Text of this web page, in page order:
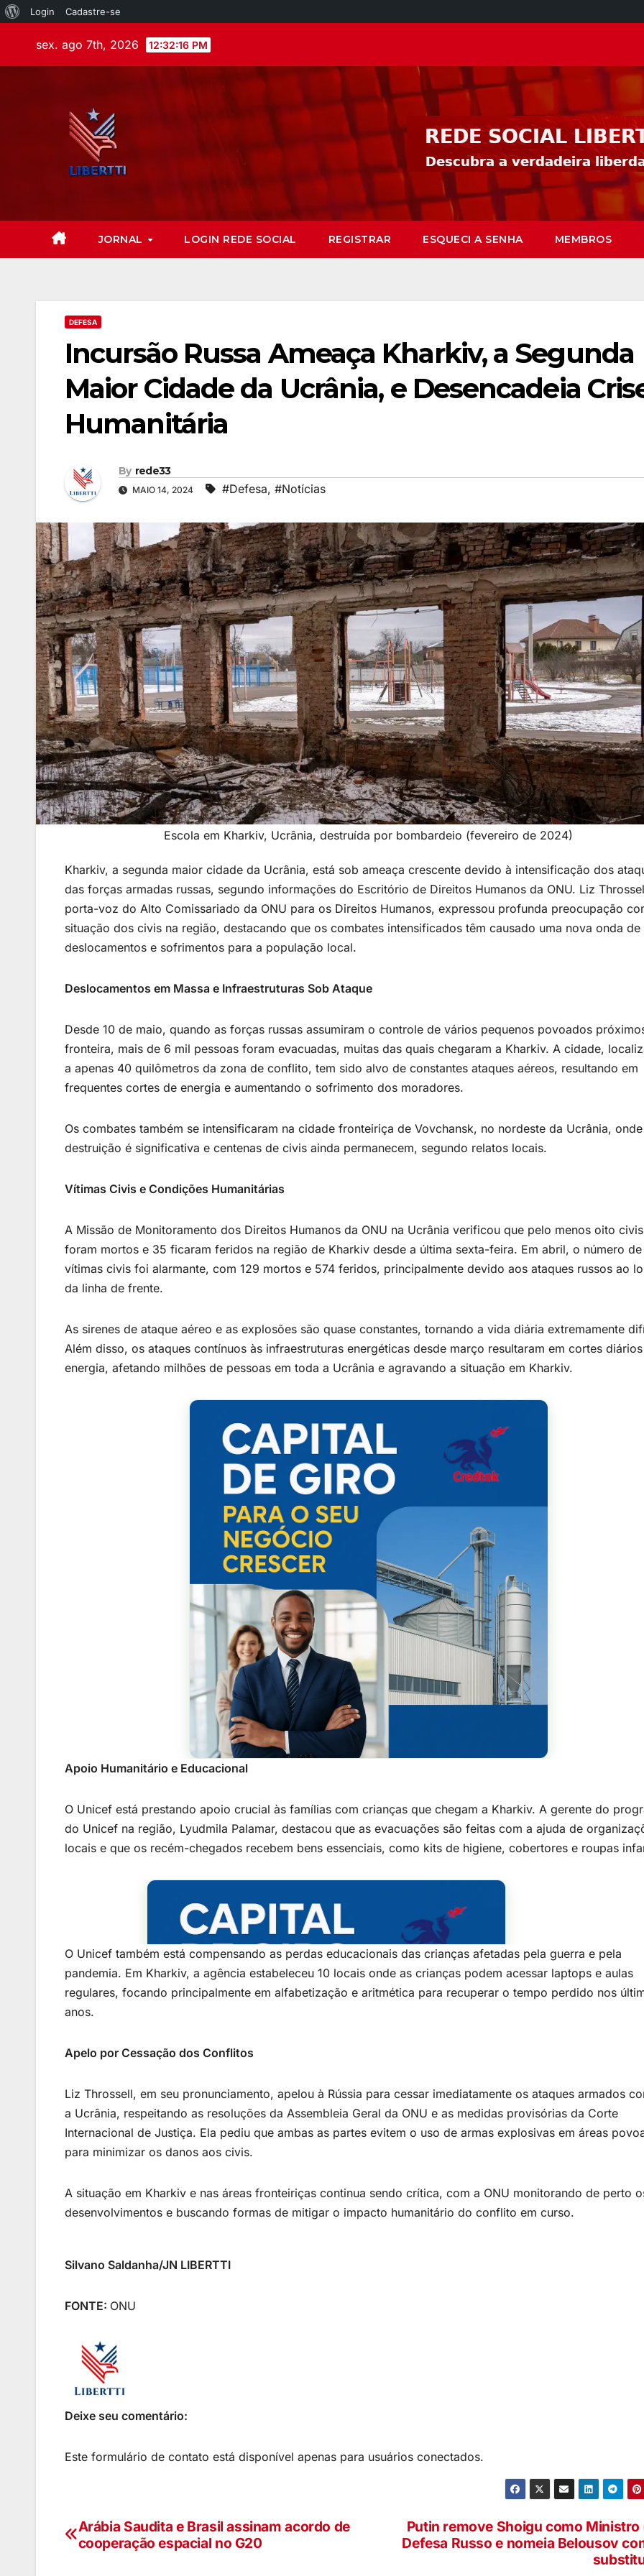
Login Cadastre-se
sex. ago 7th, 2026 12:32:18 PM
JORNAL LOGIN REDE SOCIAL REGISTRAR ESQUECI A SENHA MEMBROS
DEFESA
Incursão Russa Ameaça Kharkiv, a Segunda
Maior Cidade da Ucrânia, e Desencadeia
Humanitária
By rede33
MAIO 14, 2024 #Defesa, #Notícias
Escola em Kharkiv, Ucrânia, destruída por bombardeio (fevereiro de 2024)
Kharkiv, a segunda maior cidade da Ucrânia, está sob ameaça crescente devido à intensificação dos
das forças armadas russas, segundo informações do Escritório de Direitos Humanos da ONU. Liz
porta-voz do Alto Comissariado da ONU para os Direitos Humanos, expressou profunda preocupação
situação dos civis na região, destacando que os combates intensificados têm causado uma nova onda de
deslocamentos e sofrimentos para a população local.
Deslocamentos em Massa e Infraestruturas Sob Ataque
Desde 10 de maio, quando as forças russas assumiram o controle de vários pequenos povoados
fronteira, mais de 6 mil pessoas foram evacuadas, muitas das quais chegaram a Kharkiv. A cidade,
a apenas 40 quilômetros da zona de conflito, tem sido alvo de constantes ataques aéreos, resultando em
frequentes cortes de energia e aumentando o sofrimento dos moradores.
Os combates também se intensificaram na cidade fronteiriça de Vovchansk, no nordeste da Ucrânia,
destruição é significativa e centenas de civis ainda permanecem, segundo relatos locais.
Vítimas Civis e Condições Humanitárias
A Missão de Monitoramento dos Direitos Humanos da ONU na Ucrânia verificou que pelo menos oito civis
foram mortos e 35 ficaram feridos na região de Kharkiv desde a última sexta-feira. Em abril, o número de
vítimas civis foi alarmante, com 129 mortos e 574 feridos, principalmente devido aos ataques russos ao
da linha de frente.
As sirenes de ataque aéreo e as explosões são quase constantes, tornando a vida diária extremamente
Além disso, os ataques contínuos às infraestruturas energéticas desde março resultaram em cortes
energia, afetando milhões de pessoas em toda a Ucrânia e agravando a situação em Kharkiv.
Apoio Humanitário e Educacional
O Unicef está prestando apoio crucial às famílias com crianças que chegam a Kharkiv. A gerente do
do Unicef na região, Lyudmila Palamar, destacou que as evacuações são feitas com a ajuda de
locais e que os recém-chegados recebem bens essenciais, como kits de higiene, cobertores e roupas
O Unicef também está compensando as perdas educacionais das crianças afetadas pela guerra e pela
pandemia. Em Kharkiv, a agência estabeleceu 10 locais onde as crianças podem acessar laptops e aulas
regulares, focando principalmente em alfabetização e aritmética para recuperar o tempo perdido nos
anos.
Apelo por Cessação dos Conflitos
Liz Throssell, em seu pronunciamento, apelou à Rússia para cessar imediatamente os ataques armados
a Ucrânia, respeitando as resoluções da Assembleia Geral da ONU e as medidas provisórias da Corte
Internacional de Justiça. Ela pediu que ambas as partes evitem o uso de armas explosivas em áreas
para minimizar os danos aos civis.
A situação em Kharkiv e nas áreas fronteiriças continua sendo crítica, com a ONU monitorando de perto
desenvolvimentos e buscando formas de mitigar o impacto humanitário do conflito em curso.
Silvano Saldanha/JN LIBERTTI
FONTE: ONU
Deixe seu comentário:
Este formulário de contato está disponível apenas para usuários conectados.
Putin remove Shoigu como Ministro
Defesa Russo e nomeia Belousov
Arábia Saudita e Brasil assinam acordo de
cooperação espacial no G20